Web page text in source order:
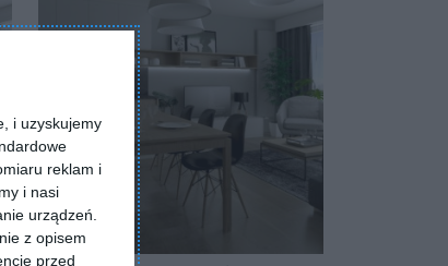
i uzyskujemy
reklam i
i nasi
urządzeń.
z opisem
przed